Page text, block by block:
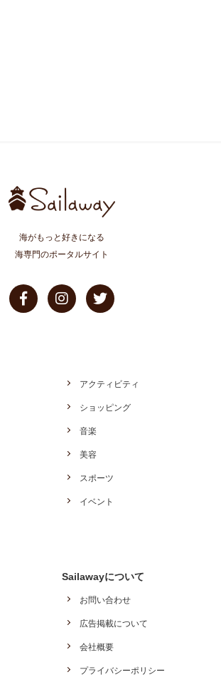
海がもっと好きになる
海専門のポータルサイト
アクティビティ
ショッピング
音楽
美容
スポーツ
イベント
Sailawayについて
お問い合わせ
広告掲載について
会社概要
プライバシーポリシー